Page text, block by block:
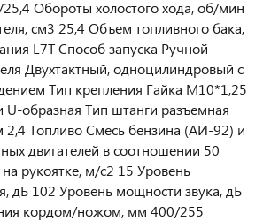
Обороты холостого хода, об/мин
см3 25,4 Объем топливного бака,
L7T Способ запуска Ручной
Двухтактный, одноцилиндровый с
Тип крепления Гайка М10*1,25
U-образная Тип штанги разъемная
Топливо Смесь бензина (АИ-92) и
двигателей в соотношении 50
рукоятке, м/с2 15 Уровень
дБ 102 Уровень мощности звука, дБ
кордом/ножом, мм 400/255